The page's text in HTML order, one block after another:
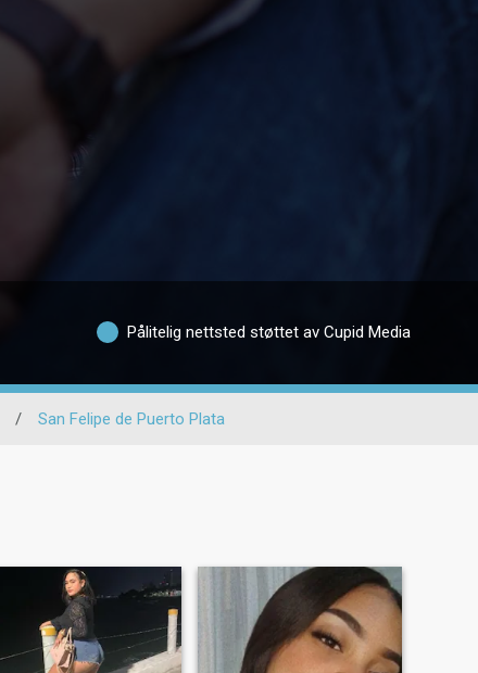
Pålitelig nettsted støttet av Cupid Media
/ San Felipe de Puerto Plata